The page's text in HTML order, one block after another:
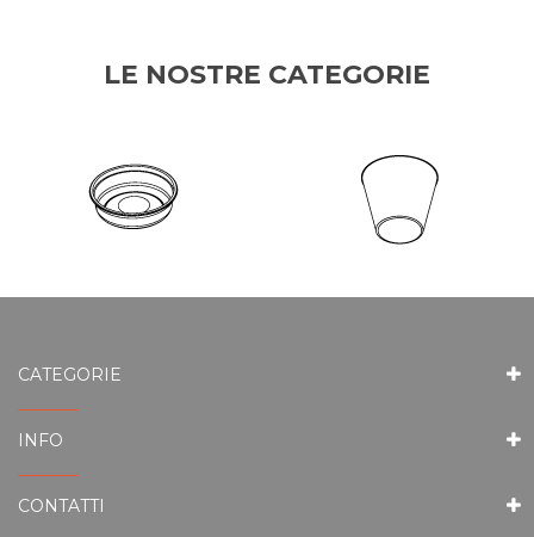
LE NOSTRE CATEGORIE
CATEGORIE
INFO
CONTATTI